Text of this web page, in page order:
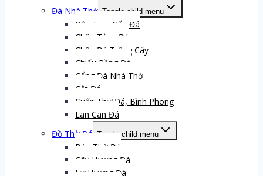
Đá Nhà Thờ Toggle child menu
Bậc Tam Cấp Đá
Chân Tảng Đá
Chậu Đá Trồng Cây
Chiếu Rồng Đá
Cổng Đá Nhà Thờ
Cột Đá
Cuốn Thư Đá, Bình Phong
Lan Can Đá
Đồ Thờ Đá Toggle child menu
Bàn Thờ Đá
Cây Hương Đá
Lư Hương Đá